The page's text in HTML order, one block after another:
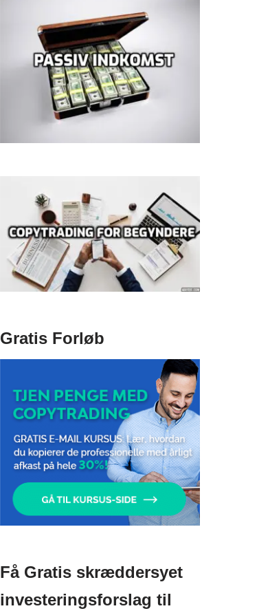
Gratis Forløb
Få Gratis skræddersyet
investeringsforslag til